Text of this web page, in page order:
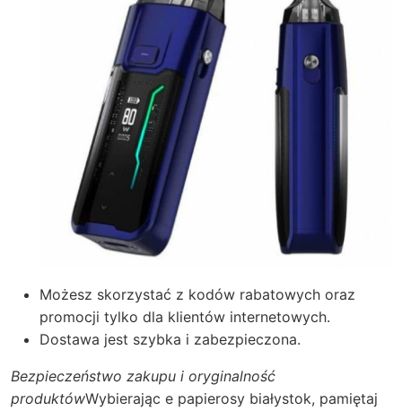
Możesz skorzystać z kodów rabatowych oraz
promocji tylko dla klientów internetowych.
Dostawa jest szybka i zabezpieczona.
Bezpieczeństwo zakupu i oryginalność
produktówWybierając e papierosy białystok, pamiętaj